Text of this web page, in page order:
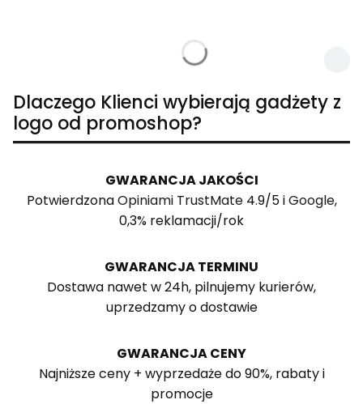
Dlaczego Klienci wybierają gadżety z
logo od promoshop?
GWARANCJA JAKOŚCI
PotwierdzonaOpiniami TrustMate4.9/5 iGoogle,
0,3% reklamacji/rok
GWARANCJA TERMINU
Dostawa nawet w 24h, pilnujemy kurierów,
uprzedzamy o dostawie
GWARANCJA CENY
Najniższe ceny + wyprzedaże do 90%, rabaty i
promocje